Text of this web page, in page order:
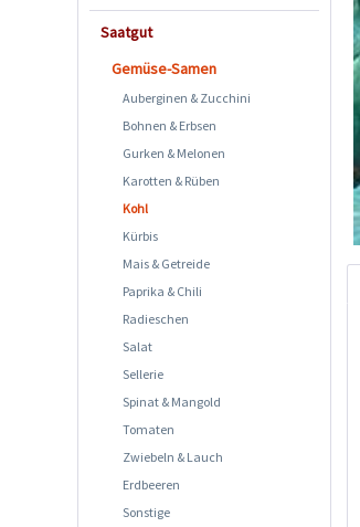
Saatgut
Gemüse-Samen
Auberginen & Zucchini
Bohnen & Erbsen
Gurken & Melonen
Karotten & Rüben
Kohl
Kürbis
Mais & Getreide
Paprika & Chili
Radieschen
Salat
Sellerie
Spinat & Mangold
Tomaten
Zwiebeln & Lauch
Erdbeeren
Sonstige